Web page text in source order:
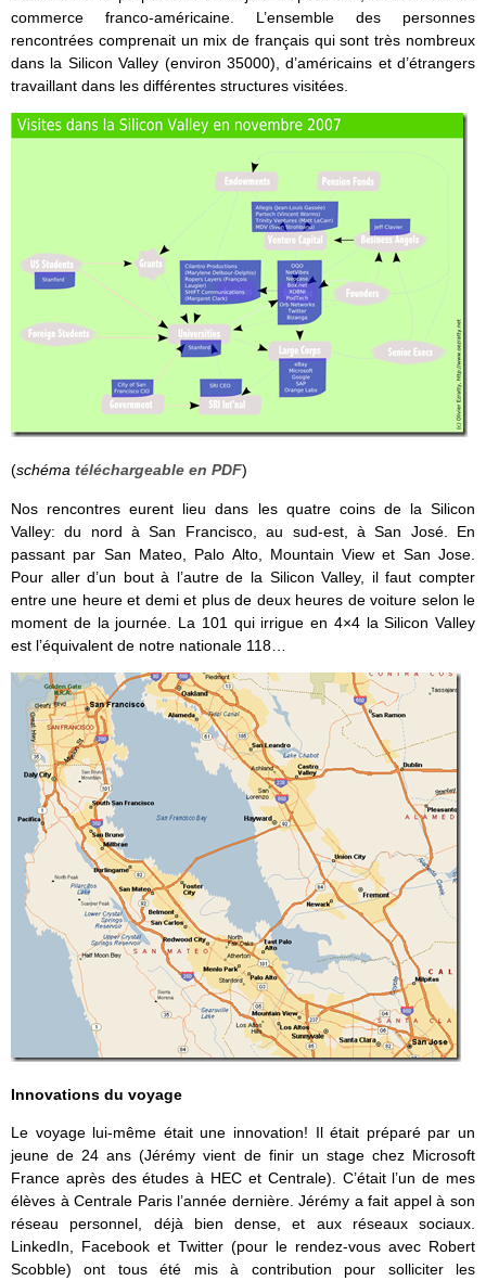
commerce franco-américaine. L’ensemble des personnes
rencontrées comprenait un mix de français qui sont très nombreux
dans la Silicon Valley (environ 35000), d’américains et d’étrangers
travaillant dans les différentes structures visitées.
(schéma téléchargeable en PDF)
Nos rencontres eurent lieu dans les quatre coins de la Silicon
Valley: du nord à San Francisco, au sud-est, à San José. En
passant par San Mateo, Palo Alto, Mountain View et San Jose.
Pour aller d’un bout à l’autre de la Silicon Valley, il faut compter
entre une heure et demi et plus de deux heures de voiture selon le
moment de la journée. La 101 qui irrigue en 4×4 la Silicon Valley
est l’équivalent de notre nationale 118…
Innovations du voyage
Le voyage lui-même était une innovation! Il était préparé par un
jeune de 24 ans (Jérémy vient de finir un stage chez Microsoft
France après des études à HEC et Centrale). C’était l’un de mes
élèves à Centrale Paris l’année dernière. Jérémy a fait appel à son
réseau personnel, déjà bien dense, et aux réseaux sociaux.
LinkedIn, Facebook et Twitter (pour le rendez-vous avec Robert
Scobble) ont tous été mis à contribution pour solliciter les